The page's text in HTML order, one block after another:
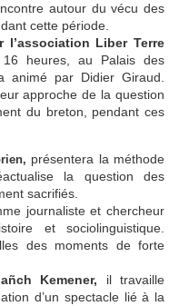
autour du vécu des
cette période.
l’association Liber Terre
heures, au Palais des
animé par Didier Giraud.
approche de la question
du breton, pendant ces
présentera la méthode
la question des
sacrifiés.
journaliste et chercheur
et sociolinguistique.
des moments de forte
Kemener, il travaille
d’un spectacle lié à la